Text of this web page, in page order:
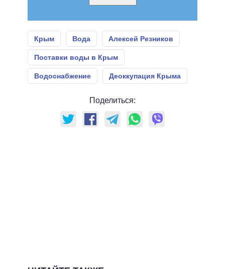
Крым Вода Алексей Резников
Поставки воды в Крым
Водоснабжение Деоккупация Крыма
Поделиться: